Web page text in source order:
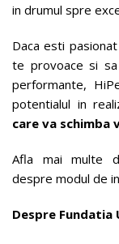
in drumul spre
Daca esti
te provoace si
performante,
potentialul in
care va schimba
Afla mai multe
despre modul de
Despre Fundatia